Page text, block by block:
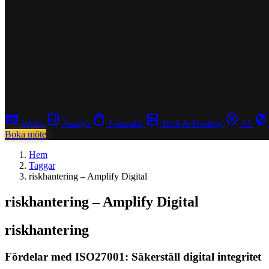
web Webb analytics Analys shopping_bag E-handel dns Drift & Hosting psychology AI security
Boka möte
Hem
Taggar
riskhantering – Amplify Digital
riskhantering – Amplify Digital
riskhantering
Fördelar med ISO27001: Säkerställ digital integritet